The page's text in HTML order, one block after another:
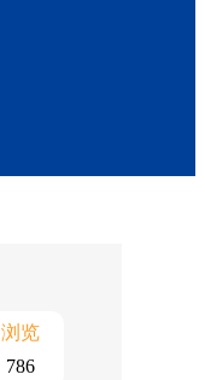
浏览
786